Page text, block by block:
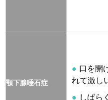
顎下腺唾石症
口を開
れて激し
しばら